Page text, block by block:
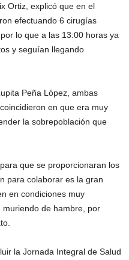
Ortiz, explicó que en el
efectuando 6 cirugías
lo que a las 13:00 horas ya
y seguían llegando
Peña López, ambas
en que era muy
la sobrepoblación que
que se proporcionaran los
para colaborar es la gran
en condiciones muy
de hambre, por
la Jornada Integral de Salud